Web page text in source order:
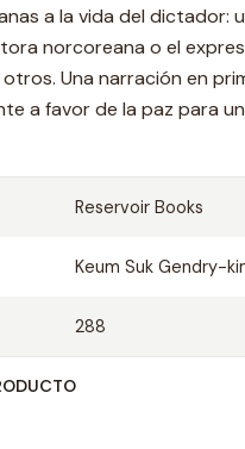
a la vida del dictador:
norcoreana o el
Una narración en
a favor de la paz para
Reservoir Books
Keum Suk Gendry-
288